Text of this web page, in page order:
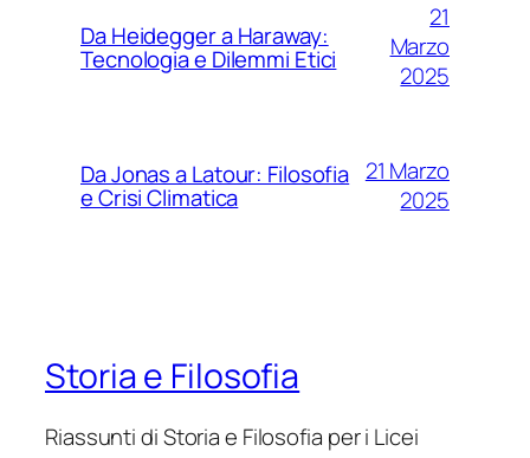
Da Heidegger a Haraway:
Tecnologia e Dilemmi Etici
21
Marzo
2025
Da Jonas a Latour: Filosofia
e Crisi Climatica
21 Marzo
2025
Storia e Filosofia
Riassunti di Storia e Filosofia per i Licei